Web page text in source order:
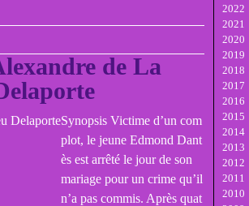
de La
Synopsis Victime d’un com
plot, le jeune Edmond Dant
ès est arrêté le jour de son
mariage pour un crime qu’il
n’a pas commis. Après quat
2022
2021
2020
2019
2018
2017
2016
2015
2014
2013
2012
2011
2010